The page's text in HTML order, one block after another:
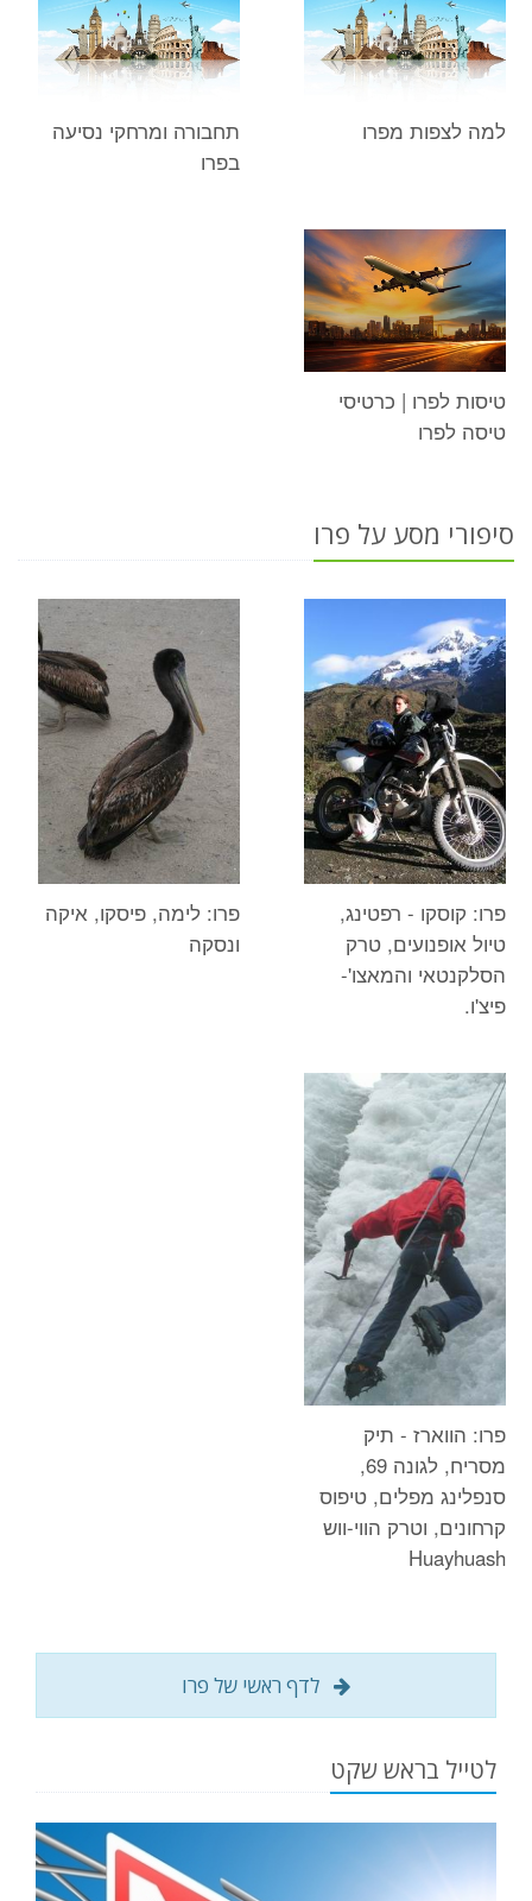
למה לצפות מפרו
תחבורה ומרחקי נסיעה
בפרו
טיסות לפרו | כרטיסי
טיסה לפרו
סיפורי מסע על פרו
פרו: קוסקו - רפטינג,
טיול אופנועים, טרק
הסלקנטאי והמאצו'-
פיצ'ו.
פרו: לימה, פיסקו, איקה
ונסקה
פרו: הווארז - תיק
מסריח, לגונה 69,
סנפלינג מפלים, טיפוס
קרחונים, וטרק הווי-ווש
Huayhuash
לדף ראשי של פרו
לטייל בראש שקט